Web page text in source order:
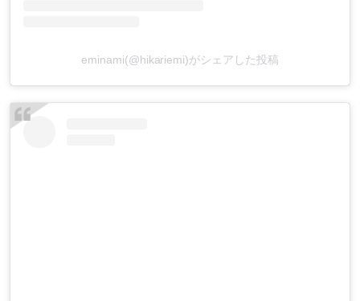
eminami(@hikariemi)がシェアした投稿